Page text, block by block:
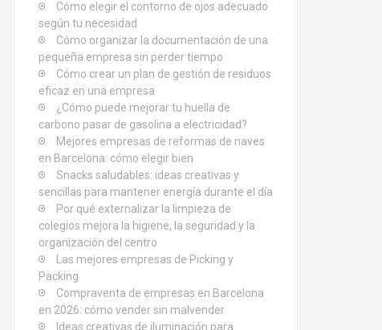
Cómo elegir el contorno de ojos adecuado
según tu necesidad
Cómo organizar la documentación de una
pequeña empresa sin perder tiempo
Cómo crear un plan de gestión de residuos
eficaz en una empresa
¿Cómo puede mejorar tu huella de
carbono pasar de gasolina a electricidad?
Mejores empresas de reformas de naves
en Barcelona: cómo elegir bien
Snacks saludables: ideas creativas y
sencillas para mantener energía durante el día
Por qué externalizar la limpieza de
colegios mejora la higiene, la seguridad y la
organización del centro
Las mejores empresas de Picking y
Packing
Compraventa de empresas en Barcelona
en 2026: cómo vender sin malvender
Ideas creativas de iluminación para